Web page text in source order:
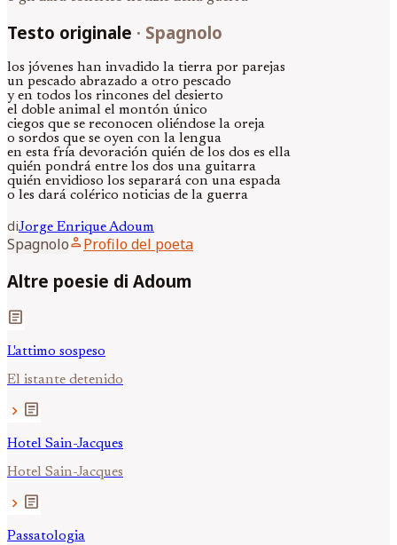
Testo originale · Spagnolo
los jóvenes han invadido la tierra por parejas
un pescado abrazado a otro pescado
y en todos los rincones del desierto
el doble animal el montón único
ciegos que se reconocen oliéndose la oreja
o sordos que se oyen con la lengua
en esta fría devoración quién de los dos es ella
quién pondrá entre los dos una guitarra
quién envidioso los separará con una espada
o les dará colérico noticias de la guerra
diJorge EnriqueAdoum
Spagnoloperson Profilo del poeta
Altre poesie di Adoum
article
L'attimo sospeso
El istante detenido
chevron_right article
Hotel Sain-Jacques
Hotel Sain-Jacques
chevron_right article
Passatologia